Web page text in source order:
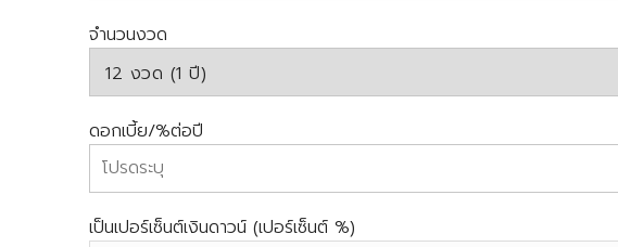
จำนวนงวด
ดอกเบี้ย/%ต่อปี
เป็นเปอร์เซ็นต์เงินดาวน์ (เปอร์เซ็นต์ %)